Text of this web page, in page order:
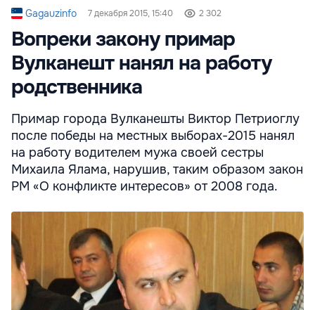
Gagauzinfo 7 декабря 2015, 15:40 2 302
Вопреки закону примар
Вулканешт нанял на работу
родственника
Примар города Вулканешты Виктор Петриоглу
после победы на местных выборах-2015 нанял
на работу водителем мужа своей сестры
Михаила Ялама, нарушив, таким образом закон
РМ «О конфликте интересов» от 2008 года.